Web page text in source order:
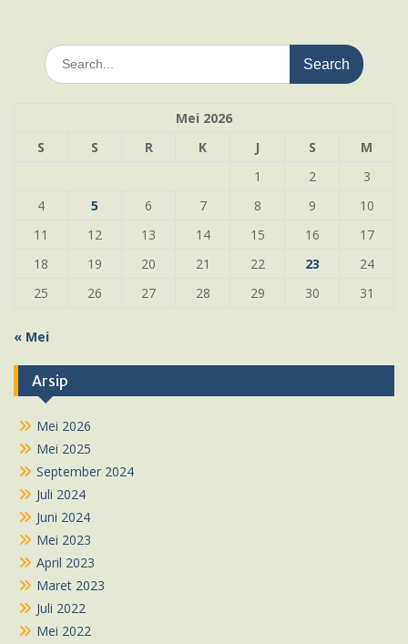
Search
for:
Mei 2026
S
S R K J S
M
1
2
3
4
5 6 7 8 9
10
11
12 13 14 15 16
17
18
19 20 21 22 23
24
25
26 27 28 29 30 31
« Mei
Arsip
Mei 2026
Mei 2025
September 2024
Juli 2024
Juni 2024
Mei 2023
April 2023
Maret 2023
Juli 2022
Mei 2022